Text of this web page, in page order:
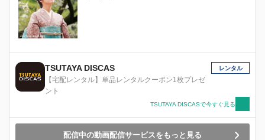
TSUTAYA DISCAS
【宅配レンタル】単品レンタルクーポン1枚プレゼ
ント
レンタル
TSUTAYA DISCASで今すぐ見る
配信中の動画配信サービスをもっと見る